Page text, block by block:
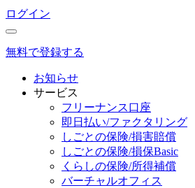
ログイン
無料で登録する
お知らせ
サービス
フリーナンス口座
即日払い/ファクタリング
しごとの保険/損害賠償
しごとの保険/損保Basic
くらしの保険/所得補償
バーチャルオフィス